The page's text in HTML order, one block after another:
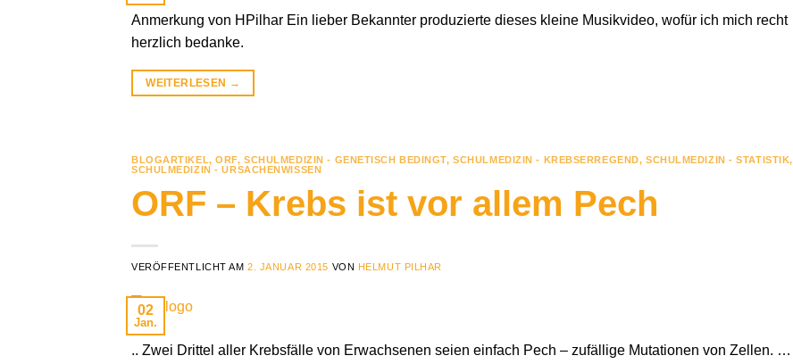
Anmerkung von HPilhar Ein lieber Bekannter produzierte dieses kleine Musikvideo, wofür ich mich recht
herzlich bedanke.
WEITERLESEN →
BLOGARTIKEL,ORF,SCHULMEDIZIN - GENETISCH BEDINGT,SCHULMEDIZIN - KREBSERREGEND, SCHULMEDIZIN - STATISTIK,
SCHULMEDIZIN - URSACHENWISSEN
ORF – Krebs ist vor allem Pech
VERÖFFENTLICHT AM2. JANUAR 2015 VON HELMUT PILHAR
02
Jan.
.. Zwei Drittel aller Krebsfälle von Erwachsenen seien einfach Pech – zufällige Mutationen von Zellen. …